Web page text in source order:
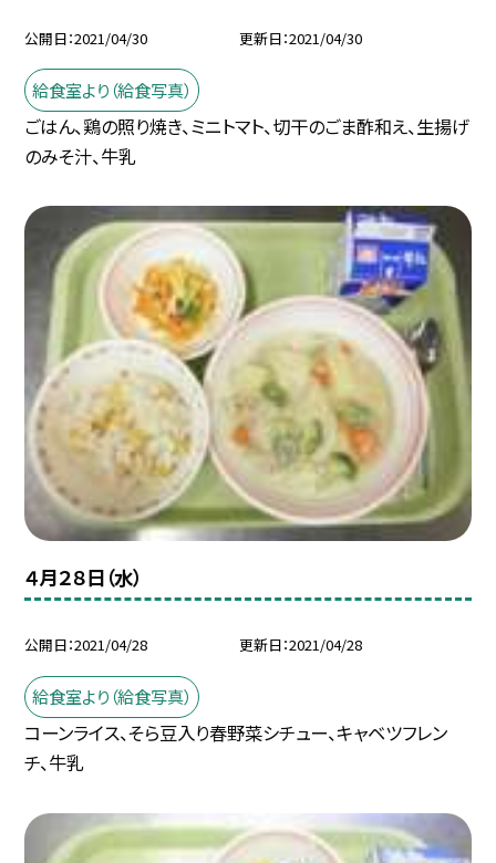
公開日 2021/04/30 更新日 2021/04/30
給食室より（給食写真）
ごはん、鶏の照り焼き、ミニトマト、切干のごま酢和え、生揚げ
のみそ汁、牛乳
４月２８日（水）
公開日 2021/04/28 更新日 2021/04/28
給食室より（給食写真）
コーンライス、そら豆入り春野菜シチュー、キャベツフレン
チ、牛乳